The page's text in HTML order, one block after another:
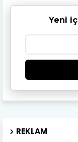
Yeni
REKLAM